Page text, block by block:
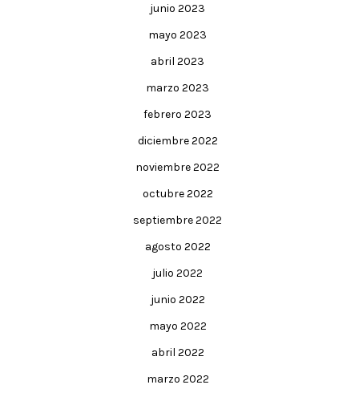
junio 2023
mayo 2023
abril 2023
marzo 2023
febrero 2023
diciembre 2022
noviembre 2022
octubre 2022
septiembre 2022
agosto 2022
julio 2022
junio 2022
mayo 2022
abril 2022
marzo 2022